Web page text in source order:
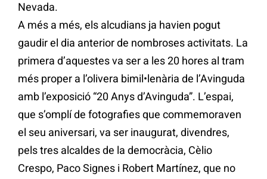
Nevada.
A més a més, els alcudians ja havien pogut
gaudir el dia anterior de nombroses activitats. La
primera d’aquestes va ser a les 20 hores al tram
més proper a l’olivera bimil•lenària de l’Avinguda
amb l’exposició “20 Anys d’Avinguda”. L’espai,
que s’omplí de fotografies que commemoraven
el seu aniversari, va ser inaugurat, divendres,
pels tres alcaldes de la democràcia, Cèlio
Crespo, Paco Signes i Robert Martínez, que no